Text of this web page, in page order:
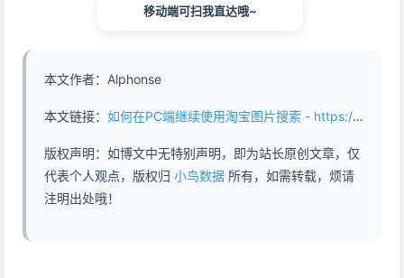
移动端可扫我直达哦~
本文作者：Alphonse
本文链接： 如何在PC端继续使用淘宝图片搜索 - https://www.abddb.com/how_to_use_taobao_image_search_on_desktop.html
版权声明：如博文中无特别声明，即为站长原创文章，仅
代表个人观点，版权归 小鸟数据 所有，如需转载，烦请
注明出处哦！